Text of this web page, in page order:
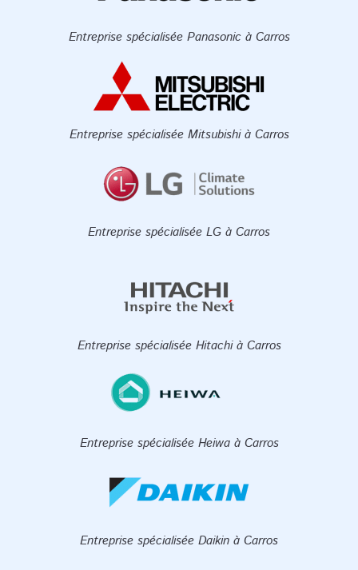
Entreprise spécialisée Panasonic à Carros
Entreprise spécialisée Mitsubishi à Carros
Entreprise spécialisée LG à Carros
Entreprise spécialisée Hitachi à Carros
Entreprise spécialisée Heiwa à Carros
Entreprise spécialisée Daikin à Carros